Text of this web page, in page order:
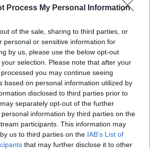
Process My Personal Information
of the sale, sharing to third parties, or
personal or sensitive information for
by us, please use the below opt-out
selection. Please note that after your
you may continue seeing
based on personal information utilized by
disclosed to third parties prior to
separately opt-out of the further
information by third parties on the
participants. This information may
us to third parties on the IAB’s List of
that may further disclose it to other
η Δημοτική Επιτροπή
μνήμης για τους 35 Εθνομάρτυρες στο